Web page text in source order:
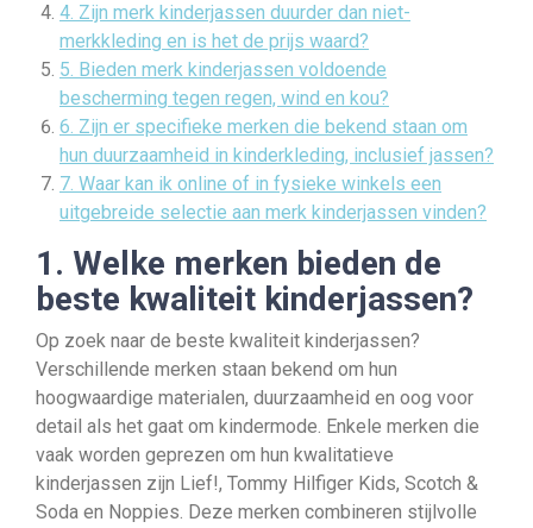
4. Zijn merk kinderjassen duurder dan niet-
merkkleding en is het de prijs waard?
5. Bieden merk kinderjassen voldoende
bescherming tegen regen, wind en kou?
6. Zijn er specifieke merken die bekend staan om
hun duurzaamheid in kinderkleding, inclusief jassen?
7. Waar kan ik online of in fysieke winkels een
uitgebreide selectie aan merk kinderjassen vinden?
1. Welke merken bieden de
beste kwaliteit kinderjassen?
Op zoek naar de beste kwaliteit kinderjassen?
Verschillende merken staan bekend om hun
hoogwaardige materialen, duurzaamheid en oog voor
detail als het gaat om kindermode. Enkele merken die
vaak worden geprezen om hun kwalitatieve
kinderjassen zijn Lief!, Tommy Hilfiger Kids, Scotch &
Soda en Noppies. Deze merken combineren stijlvolle